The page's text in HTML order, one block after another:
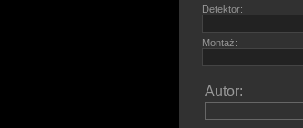
Detektor:
Montaż:
Autor: